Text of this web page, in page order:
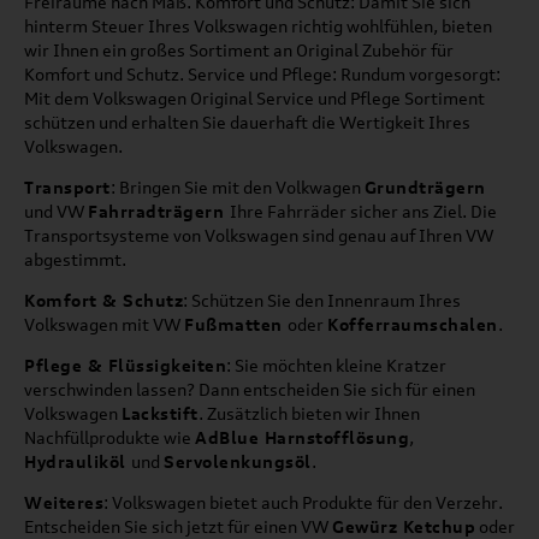
hinterm Steuer Ihres Volkswagen richtig wohlfühlen, bieten
wir Ihnen ein großes Sortiment an Original Zubehör für
Komfort und Schutz. Service und Pflege: Rundum vorgesorgt:
Mit dem Volkswagen Original Service und Pflege Sortiment
schützen und erhalten Sie dauerhaft die Wertigkeit Ihres
Volkswagen.
Transport: Bringen Sie mit den Volkwagen Grundträgern
und VW Fahrradträgern Ihre Fahrräder sicher ans Ziel. Die
Transportsysteme von Volkswagen sind genau auf Ihren VW
abgestimmt.
Komfort & Schutz: Schützen Sie den Innenraum Ihres
Volkswagen mit VW Fußmatten oder Kofferraumschalen.
Pflege & Flüssigkeiten: Sie möchten kleine Kratzer
verschwinden lassen? Dann entscheiden Sie sich für einen
Volkswagen Lackstift. Zusätzlich bieten wir Ihnen
Nachfüllprodukte wie AdBlue Harnstofflösung,
Hydrauliköl und Servolenkungsöl.
Weiteres: Volkswagen bietet auch Produkte für den Verzehr.
Entscheiden Sie sich jetzt für einen VW Gewürz Ketchup oder